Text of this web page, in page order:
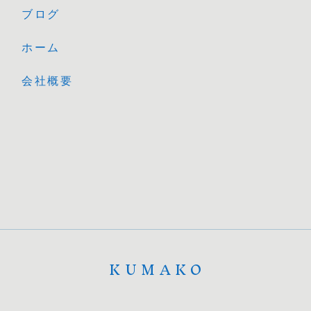
ブログ
ホーム
会社概要
KUMAKO